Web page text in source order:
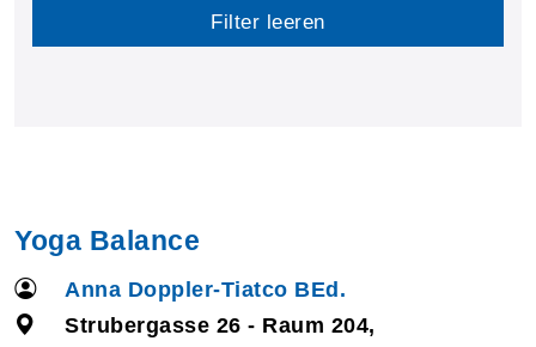
Filter leeren
Yoga Balance
Anna Doppler-Tiatco BEd.
Strubergasse 26 - Raum 204,